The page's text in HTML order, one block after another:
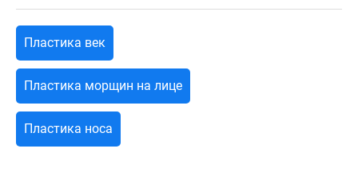
Пластика век
Пластика морщин на лице
Пластика носа